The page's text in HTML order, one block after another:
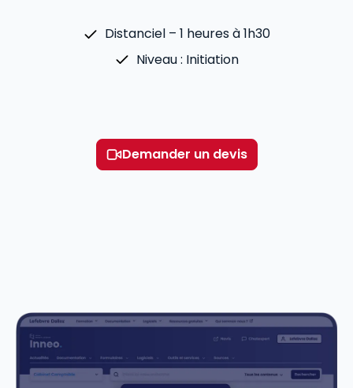
Distanciel – 1 heures à 1h30
Niveau : Initiation
Demander un devis